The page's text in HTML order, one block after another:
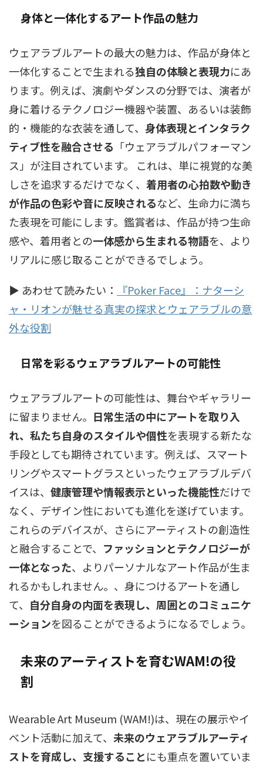
身体と一体化するアート作品の魅力
ウェアラブルアートの最大の魅力は、作品が身体と
一体化することで生まれる独自の体験と表現力にあ
ります。例えば、演劇やダンスの分野では、演者が
身に着けるテクノロジー機器や装置、あるいは装飾
的・機能的な衣装を通して、 身体表現とインタラク
ティブ性を融合させる 「ウェアラブルパフォーマン
ス」が注目されています。 これは、単に視覚的な美
しさを追求するだけでなく、 着用者の心拍数や動き
が作品の色彩や音に反映されるなど、生命力に満ち
た表現を可能にします。鑑賞者は、作品が持つ生命
感や、着用者との一体感から生まれる物語を、より
リアルに感じ取ることができるでしょう。
▶ あわせて読みたい：
『Poker Face』：ナターシ
ャ・リオンが魅せる真実の探求とウェアラブルの意
外な役割
日常を彩るウェアラブルアートの可能性
ウェアラブルアートの可能性は、舞台やギャラリー
に留まりません。 日常生活の中にアートを取り入
れ、私たち自身のスタイルや個性を表現する新たな
手段としても期待されています。例えば、スマート
リングやスマートグラスといったウェアラブルデバ
イスは、 健康管理や情報表示といった機能性だけで
なく、デザイン性においても進化を遂げています。
これらのデバイスが、さらにアーティストの創造性
と融合することで、 ファッションとテクノロジーが
一体となった、よりパーソナルなアート作品が生ま
れるかもしれません。、身につけるアートを通し
て、 自分自身の内面を表現し、周囲とのコミュニケ
ーションを図ることができるようになるでしょう。
未来のアーティストを育むWAM!の役
割
Wearable Art Museum (WAM!)は、現在の展示やイ
ベント活動に加えて、 未来のウェアラブルアーティ
ストを育成し、支援することにも重点を置いていま